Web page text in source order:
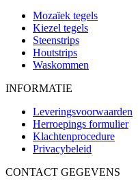
Mozaïek tegels
Kiezel tegels
Steenstrips
Houtstrips
Waskommen
INFORMATIE
Leveringsvoorwaarden
Herroepings formulier
Klachtenprocedure
Privacybeleid
CONTACT GEGEVENS